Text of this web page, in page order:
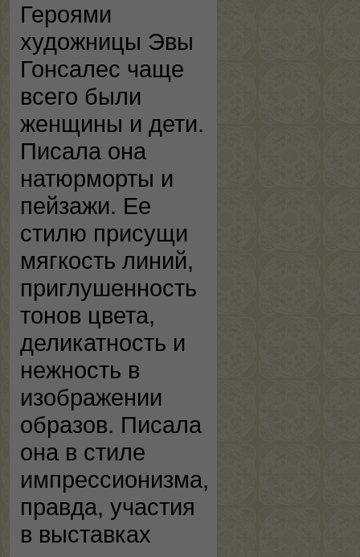
Героями
художницы Эвы
Гонсалес чаще
всего были
женщины и дети.
Писала она
натюрморты и
пейзажи. Ее
стилю присущи
мягкость линий,
приглушенность
тонов цвета,
деликатность и
нежность в
изображении
образов. Писала
она в стиле
импрессионизма,
правда, участия
в выставках